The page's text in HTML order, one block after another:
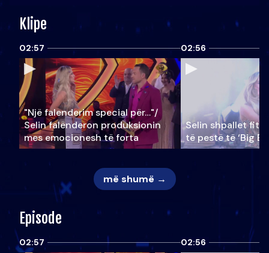
Klipe
02:57
"Një falenderim special për…"/
Selin falënderon produksionin
mes emocionesh të forta
02:56
Selin shpallet
të pestë të ‘Big
më shumë →
Episode
02:57 02:56